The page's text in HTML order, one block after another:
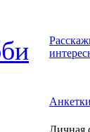
Личная